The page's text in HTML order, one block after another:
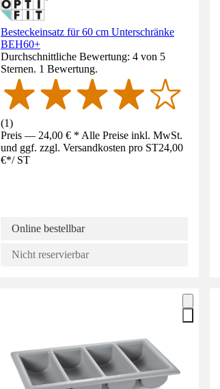
Besteckeinsatz für 60 cm Unterschränke
BEH60+
Durchschnittliche Bewertung: 4 von 5
Sternen. 1 Bewertung.
(1)
Preis — 24,00 € * Alle Preise inkl. MwSt.
und ggf. zzgl. Versandkosten pro ST24,00
€*/ ST
Online bestellbar
Nicht reservierbar